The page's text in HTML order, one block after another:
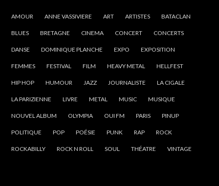
AMOUR ANNE VASSIVIERE ART ARTISTES BATACLAN
BLUES BRETAGNE CINEMA CONCERT CONCERTS
DANSE DOMINIQUE PLANCHE EXPO EXPOSITION
FEMMES FESTIVAL FILM HEAVY METAL HELLFEST
HIP HOP HUMOUR JAZZ JOURNALISTE LA CIGALE
LA PARIZIENNE LIVRE METAL MUSIC MUSIQUE
NOUVEL ALBUM OLYMPIA OUI FM PARIS PINUP
POLITIQUE POP POÉSIE PUNK RAP ROCK
ROCKABILLY ROCK N ROLL SOUL THÉATRE VINTAGE